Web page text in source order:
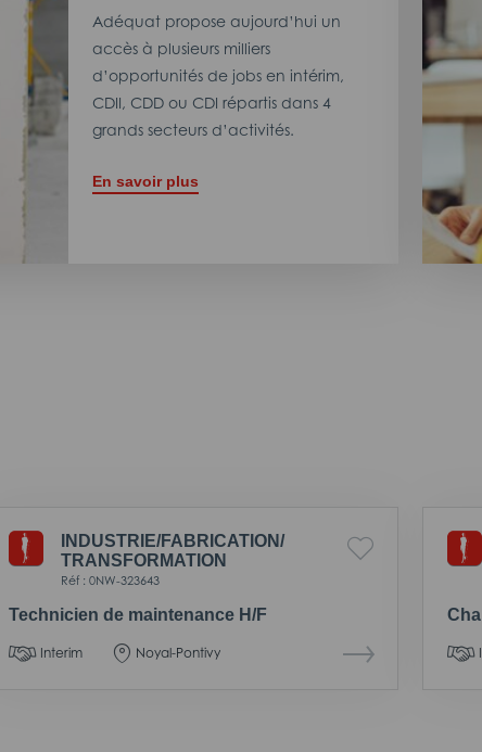
Adéquat propose aujourd’hui un
accès à plusieurs milliers
d’opportunités de jobs en intérim,
CDII, CDD ou CDI répartis dans 4
grands secteurs d’activités.
En savoir plus
INDUSTRIE/FABRICATION/
TRANSFORMATION
Réf : 0NW-323643
Technicien de maintenance H/F
Interim Noyal-Pontivy